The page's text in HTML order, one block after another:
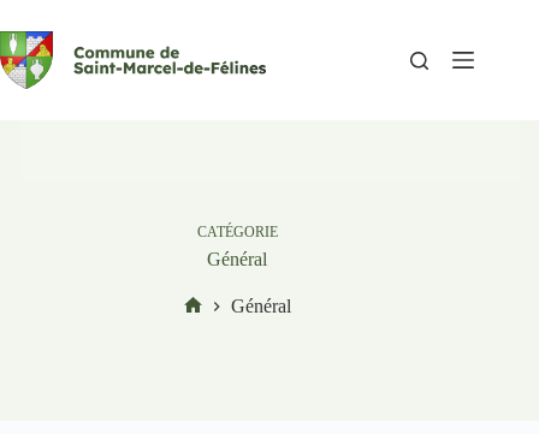
au
contenu
CATÉGORIE
Général
Général